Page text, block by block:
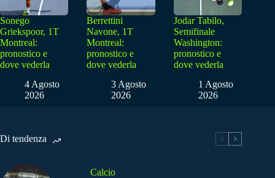
Sonego
Griekspoor, 1T
Montreal:
pronostico e
dove vederla
4 Agosto
2026
Berrettini
Navone, 1T
Montreal:
pronostico e
dove vederla
3 Agosto
2026
Jodar Tabilo,
Semifinale
Washington:
pronostico e
dove vederla
1 Agosto
2026
Di tendenza
Calcio